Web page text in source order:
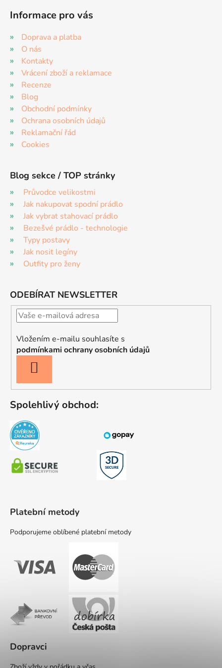
Informace pro vás
Doprava a platba
O nás
Kontakty
Vrácení zboží a reklamace
Recenze
Blog
Obchodní podmínky
Ochrana osobních údajů
Reklamační řád
Cookies
Blog sekce / TOP stránky
Průvodce velikostmi
Jak nakupovat spodní prádlo
Jak vybrat stahovací prádlo
Bezešvé prádlo - technologie
Typy postavy
Jak nosit legíny
Outfity pro ženy
ODEBÍRAT NEWSLETTER
Vložením e-mailu souhlasíte s
podmínkami ochrany osobních údajů
SE
Spolehlivý obchod:
Platební metody
Podporujeme oblíbené platební metody
Dopravci